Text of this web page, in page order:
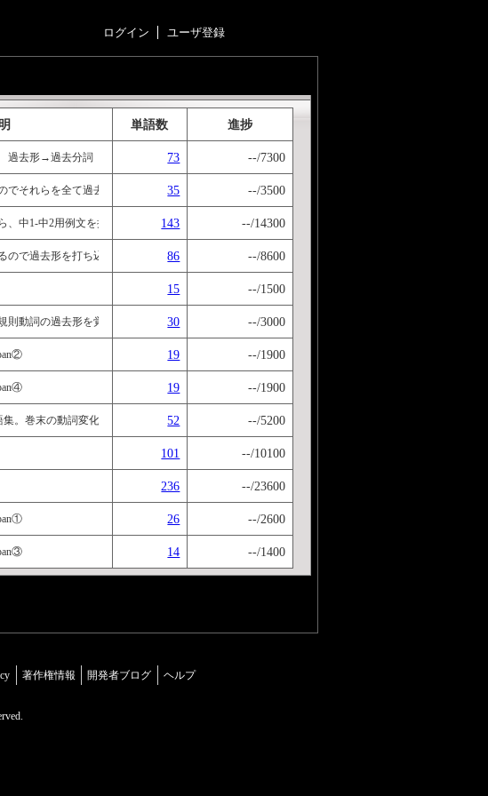
ログイン ユーザ登録
単語数 進捗
過去形→過去分詞 の順番でタイピングしてください
73 --/7300
でそれらを全て過去形にしてください！ 表みたいなものを見ながら覚えるよりも覚えやすいと思い
35 --/3500
、中1-中2用例文を抜粋しました。文法の基礎固めに有効です。短縮形は使っていません。文型も付
143 --/14300
ので過去形を打ち込むのじゃ！ 86 --/8600
15 --/1500
則動詞の過去形を覚えましょう！ 30 --/3000
19 --/1900
19 --/1900
。巻末の動詞変化特集。 【解答の仕方】原形, 過去形, 現在分詞 の順で解答してください。 Next
52 --/5200
101 --/10100
236 --/23600
26 --/2600
14 --/1400
著作権情報 開発者ブログ
ヘルプ